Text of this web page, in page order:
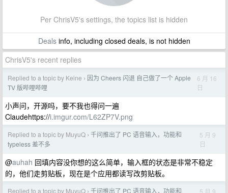
Per ChrisV5's settings, the topics list is hidden
Dealsinfo, including closed deals, is not hidden
ChrisV5's recent replies
Replied to a topic by Keine › 因为 Cheers 闪退 自己做了一个 Apple
TV 版哔哩哔哩
6 月 16
日
小声问，开源吗，要不我也得问一遍
Claudehttps://i.imgur.com/L62ZP7V.png
Replied to a topic by MuyuQ › 千问推出了 PC 语音输入，功能和
typeless 差不多
5 月 9
日
@auhah 回填内容没你想的这么简单，输入框的状态是非常不稳定
的，他们走剪贴板，现在是个应用都读写改剪贴板。
Replied to a topic by MuyuQ › 千问推出了 PC 语音输入，功能和
5 月 9